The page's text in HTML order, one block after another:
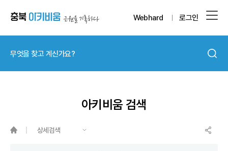
Webhard 로그인
아키비움 검색
상세검색